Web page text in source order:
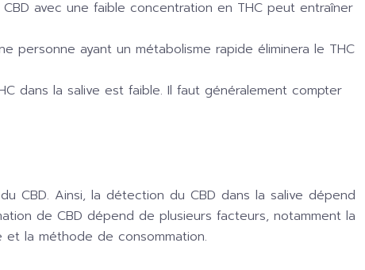
avec une faible concentration en THC peut entraîner
personne ayant un métabolisme rapide éliminera le THC
dans la salive est faible. Il faut généralement compter
CBD. Ainsi, la détection du CBD dans la salive dépend
de CBD dépend de plusieurs facteurs, notamment la
la méthode de consommation.